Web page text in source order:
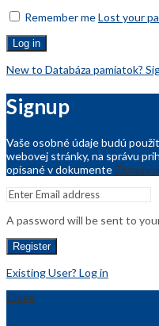
Remember meLost your
Log in
New to Databáza pamiatok?
Signup
Vaše osobné údaje budú
webovej stránky, na správu
opísané v dokumente Zásady
A password will be sent to
Register
Existing User? Log in
Close